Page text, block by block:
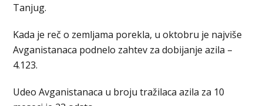
Tanjug.
Kada je reč o zemljama porekla, u oktobru je najviše
Avganistanaca podnelo zahtev za dobijanje azila –
4.123.
Udeo Avganistanaca u broju tražilaca azila za 10